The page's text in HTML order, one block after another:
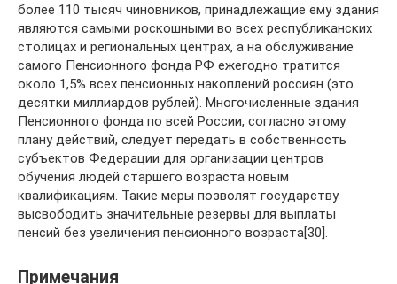
более 110 тысяч чиновников, принадлежащие ему здания
являются самыми роскошными во всех республиканских
столицах и региональных центрах, а на обслуживание
самого Пенсионного фонда РФ ежегодно тратится
около 1,5% всех пенсионных накоплений россиян (это
десятки миллиардов рублей). Многочисленные здания
Пенсионного фонда по всей России, согласно этому
плану действий, следует передать в собственность
субъектов Федерации для организации центров
обучения людей старшего возраста новым
квалификациям. Такие меры позволят государству
высвободить значительные резервы для выплаты
пенсий без увеличения пенсионного возраста[30].
Примечания